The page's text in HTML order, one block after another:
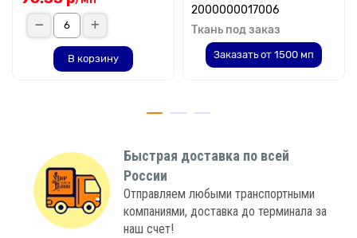
В корзину
2000000017006
Ткань под заказ
Заказать от 1500 мп
Быстрая доставка по всей
России
Отправляем любыми транспортными
компаниями, доставка до терминала за
наш счет!